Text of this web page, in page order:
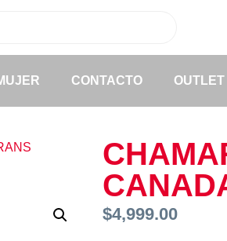
CONTACTO OUTLET
$4,999.00